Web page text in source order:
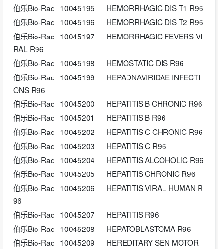
伯乐Bio-Rad 10045195
HEMORRHAGIC DIS T1 R96
伯乐Bio-Rad 10045196
HEMORRHAGIC DIS T2 R96
伯乐Bio-Rad 10045197
HEMORRHAGIC FEVERS VI
RAL R96
伯乐Bio-Rad 10045198
HEMOSTATIC DIS R96
伯乐Bio-Rad 10045199
HEPADNAVIRIDAE INFECTI
ONS R96
伯乐Bio-Rad 10045200
HEPATITIS B CHRONIC R96
伯乐Bio-Rad 10045201
HEPATITIS B R96
伯乐Bio-Rad 10045202
HEPATITIS C CHRONIC R96
伯乐Bio-Rad 10045203
HEPATITIS C R96
伯乐Bio-Rad 10045204
HEPATITIS ALCOHOLIC R96
伯乐Bio-Rad 10045205
HEPATITIS CHRONIC R96
伯乐Bio-Rad 10045206
HEPATITIS VIRAL HUMAN R
96
伯乐Bio-Rad 10045207
HEPATITIS R96
伯乐Bio-Rad 10045208
HEPATOBLASTOMA R96
伯乐Bio-Rad 10045209
HEREDITARY SEN MOTOR